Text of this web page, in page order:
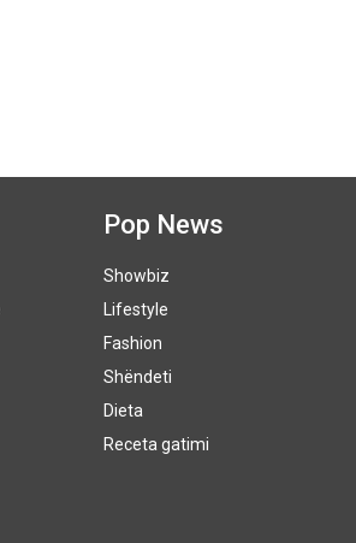
Pop News
Showbiz
Lifestyle
Fashion
Shëndeti
Dieta
Receta gatimi